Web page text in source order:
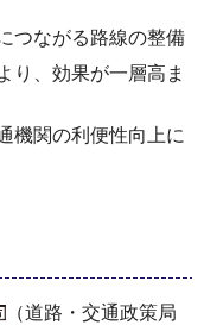
つながる路線の整備
り、効果が一層高ま
機関の利便性向上に
（道路・交通政策局